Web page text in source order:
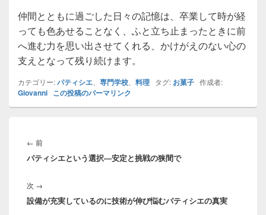
仲間とともに過ごした日々の記憶は、卒業して時が経
っても色あせることなく、ふと立ち止まったときに前
へ進む力を思い出させてくれる、かけがえのない心の
支えとなって残り続けます。
カテゴリー:パティシエ 専門学校 料理 タグ: お菓子 作成者:
Giovanni この投稿のパーマリンク
稿
ナ
ゲ
ー
シ
← 前前
の
パティシエという選択―安定と挑戦の狭間で
次 →
の
設備が充実しているのに技術が伸び悩むパティシエの真実